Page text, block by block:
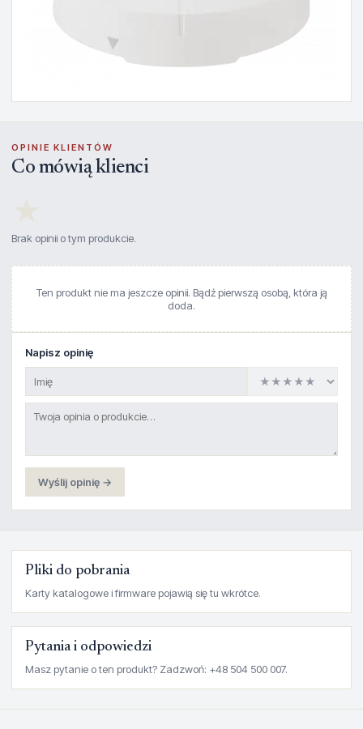
OPINIE KLIENTÓW
Co mówią klienci
Brak opinii o tym produkcie.
Ten produkt nie ma jeszcze opinii. Bądź pierwszą osobą, która ją
doda.
Napisz opinię
Wyślij opinię →
Pliki do pobrania
Karty katalogowe i firmware pojawią się tu wkrótce.
Pytania i odpowiedzi
Masz pytanie o ten produkt? Zadzwoń: +48 504 500 007.